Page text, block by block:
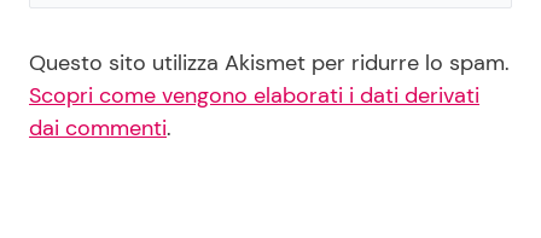
Questo sito utilizza Akismet per ridurre lo spam.
Scopri come vengono elaborati i dati derivati
dai commenti.